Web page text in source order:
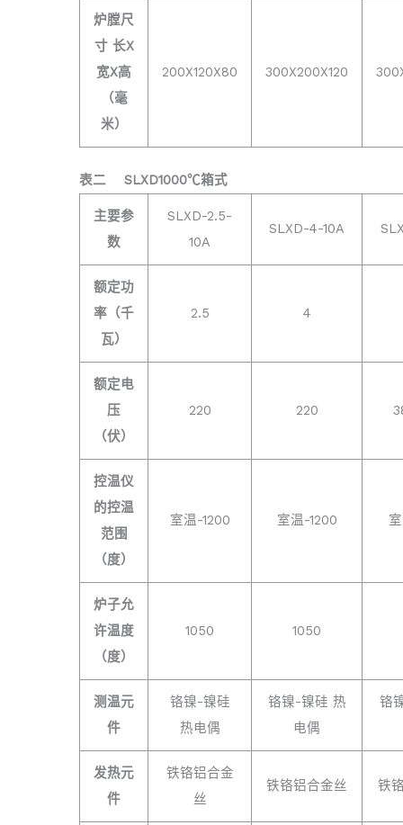
炉膛尺
寸 长X
宽X高
（毫
米）
200X120X80 300X200X120
表二 SLXD1000℃箱式
主要参
数
SLXD-2.5-
10A
SLXD-4-10A
额定功
率（千
瓦）
2.5 4
额定电
压
（伏）
220 220
控温仪
的控温
范围
（度）
室温-1200 室温-1200
炉子允
许温度
（度）
1050 1050
测温元
件
铬镍-镍硅
热电偶
铬镍-镍硅 热
电偶
铬
发热元
件
铁铬铝合金
丝
铁铬铝合金丝 铁